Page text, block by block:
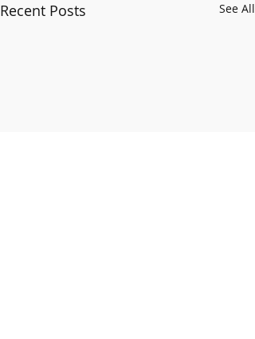
Recent Posts See All